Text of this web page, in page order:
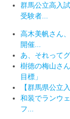
群馬公立高入
受験者...
高木美帆さん
開催...
あ、それって
樹徳の梅山さ
目標」
【群馬県公立
和装でランウ
フ...